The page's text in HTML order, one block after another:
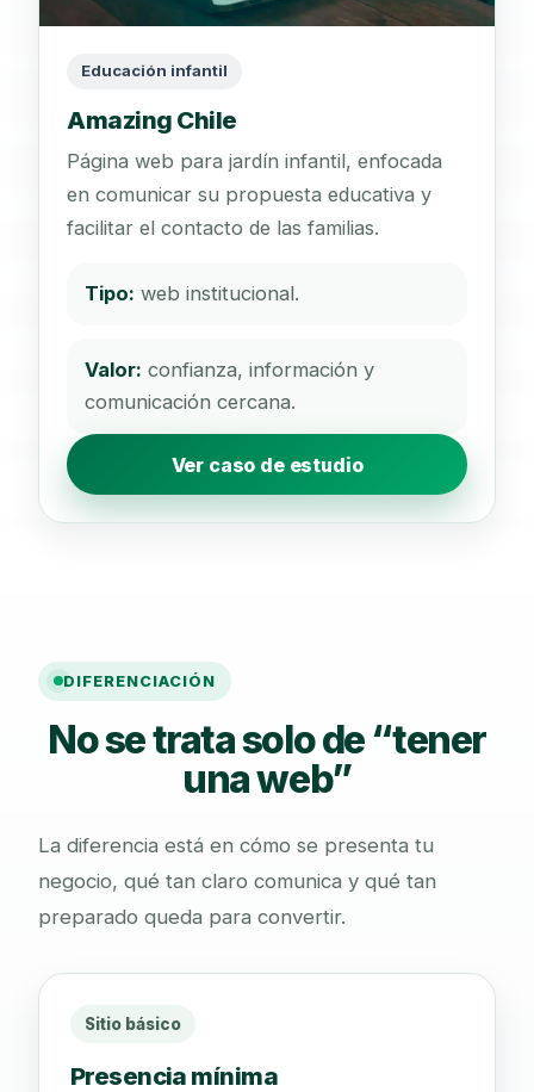
Educación infantil
Amazing Chile
Página web para jardín infantil, enfocada
en comunicar su propuesta educativa y
facilitar el contacto de las familias.
Tipo: web institucional.
Valor: confianza, información y
comunicación cercana.
Ver caso de estudio
DIFERENCIACIÓN
No se trata solo de “tener
una web”
La diferencia está en cómo se presenta tu
negocio, qué tan claro comunica y qué tan
preparado queda para convertir.
Sitio básico
Presencia mínima